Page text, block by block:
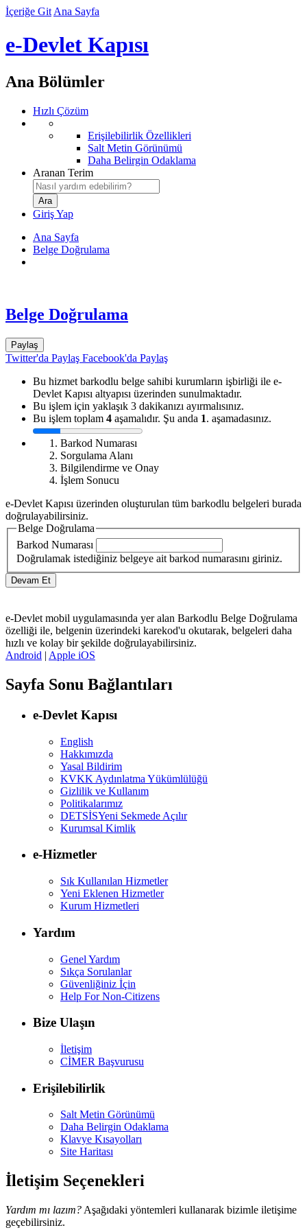
İçeriğe Git Ana Sayfa
e-Devlet Kapısı
Ana Bölümler
Hızlı Çözüm
Erişilebilirlik Özellikleri
Salt Metin Görünümü
Daha Belirgin Odaklama
Aranan Terim
Giriş Yap
Ana Sayfa
Belge Doğrulama
Belge Doğrulama
Paylaş
Twitter'da Paylaş Facebook'da Paylaş
Bu hizmet barkodlu belge sahibi kurumların işbirliği ile e-
Devlet Kapısı altyapısı üzerinden sunulmaktadır.
Bu işlem için yaklaşık 3 dakikanızı ayırmalısınız.
Bu işlem toplam 4 aşamalıdır. Şu anda 1. aşamadasınız.
Barkod Numarası
Sorgulama Alanı
Bilgilendirme ve Onay
İşlem Sonucu
e-Devlet Kapısı üzerinden oluşturulan tüm barkodlu belgeleri burada
doğrulayabilirsiniz.
Belge Doğrulama
Barkod Numarası
Doğrulamak istediğiniz belgeye ait barkod numarasını giriniz.
e-Devlet mobil uygulamasında yer alan Barkodlu Belge Doğrulama
özelliği ile, belgenin üzerindeki karekod'u okutarak, belgeleri daha
hızlı ve kolay bir şekilde doğrulayabilirsiniz.
Android | Apple iOS
Sayfa Sonu Bağlantıları
e-Devlet Kapısı
English
Hakkımızda
Yasal Bildirim
KVKK Aydınlatma Yükümlülüğü
Gizlilik ve Kullanım
Politikalarımız
DETSİSYeni Sekmede Açılır
Kurumsal Kimlik
e-Hizmetler
Sık Kullanılan Hizmetler
Yeni Eklenen Hizmetler
Kurum Hizmetleri
Yardım
Genel Yardım
Sıkça Sorulanlar
Güvenliğiniz İçin
Help For Non-Citizens
Bize Ulaşın
İletişim
CİMER Başvurusu
Erişilebilirlik
Salt Metin Görünümü
Daha Belirgin Odaklama
Klavye Kısayolları
Site Haritası
İletişim Seçenekleri
Yardım mı lazım? Aşağıdaki yöntemleri kullanarak bizimle iletişime
geçebilirsiniz.